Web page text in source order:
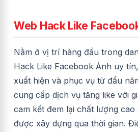
Web Hack Like
Nằm ở vị trí hàng đầu trong
Hack Like Facebook Ảnh uy
xuất hiện và phục vụ từ đầu
cung cấp dịch vụ tăng like với
cam kết đem lại chất lượng
được xây dựng qua thời gian.